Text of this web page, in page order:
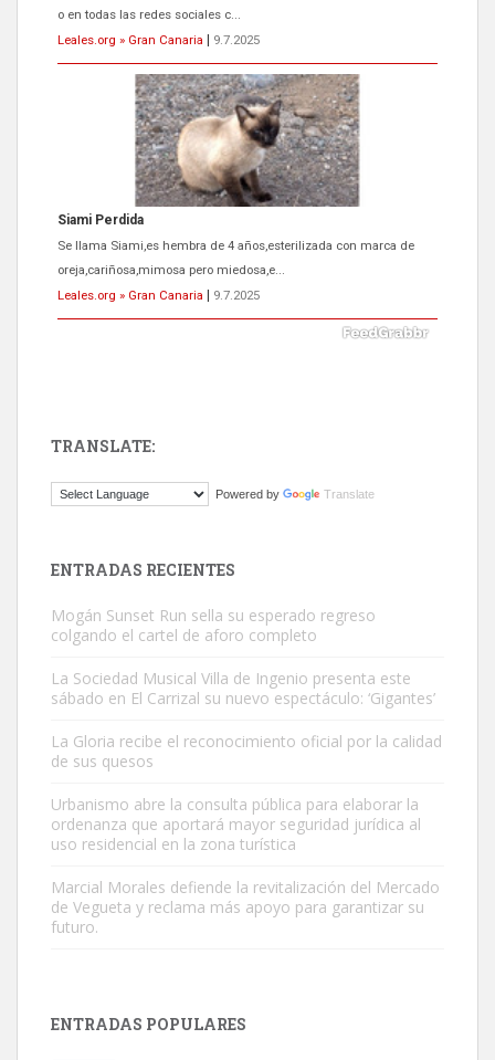
oreja,cariñosa,mimosa pero miedosa,e...
Leales.org » Gran Canaria
9.7.2025
ADOPCIÓN URGENTE GATA TEROR GRAN CANARIA
El ayuntamiento se va a llevar a Los Gatos callejeros de la zona los
próximos días, ella incluida...
Leales.org » Gran Canaria
9.7.2025
Este gato macho ha aparecido en la calle hace menos de un mes,
Busco adopción responsable para mi perra. Pastor alemán,
Leales.org » Gran Canaria | 6.7.2025
TRANSLATE:
Powered by Translate
ENTRADAS RECIENTES
Mogán Sunset Run sella su esperado regreso
colgando el cartel de aforo completo
La Sociedad Musical Villa de Ingenio presenta este
sábado en El Carrizal su nuevo espectáculo: ‘Gigantes’
La Gloria recibe el reconocimiento oficial por la calidad
de sus quesos
Urbanismo abre la consulta pública para elaborar la
ordenanza que aportará mayor seguridad jurídica al
uso residencial en la zona turística
Marcial Morales defiende la revitalización del Mercado
de Vegueta y reclama más apoyo para garantizar su
futuro.
ENTRADAS POPULARES